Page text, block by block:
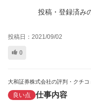
投稿・登録済み
投稿日： 2021/09/02
0
大和証券株式会社の評判・クチコ
良い点 仕事内容